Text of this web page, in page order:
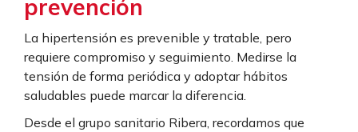
prevención
La hipertensión es prevenible y tratable, pero
requiere compromiso y seguimiento. Medirse la
tensión de forma periódica y adoptar hábitos
saludables puede marcar la diferencia.
Desde el grupo sanitario Ribera, recordamos que